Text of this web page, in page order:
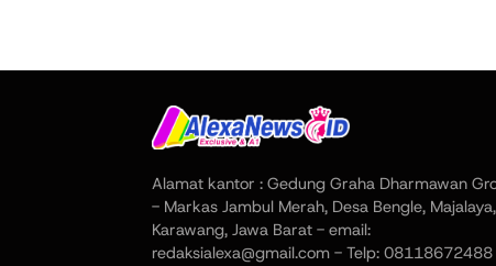
Alamat kantor : Gedung Graha Dharmawan
- Markas Jambul Merah, Desa Bengle, Majalaya,
Karawang, Jawa Barat - email:
redaksialexa@gmail.com - Telp: 08118672488